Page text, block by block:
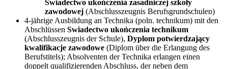
Swiadectwo ukończenia zasadniczej szkoły
zawodowej (Abschlusszeugnis Berufsgrundschulen)
4-jährige Ausbildung an Technika (poln. technikum) mit den
Abschlüssen Swiadectwo ukończenia technikum
(Abschlusszeugnis der Schule), Dyplom potwierdzający
kwalifikacje zawodowe (Diplom über die Erlangung des
Berufstitels); Absolventen der Technika erlangen einen
doppelt qualifizierenden Abschluss, der neben dem